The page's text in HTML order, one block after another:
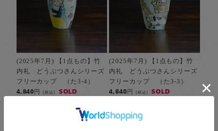
(2025年7月) 【1点もの】竹
内礼 どうぶつさんシリーズ
フリーカップ （た3-4）
4,840円[税込] SOLD
(2025年7月) 【1点もの】竹
内礼 どうぶつさんシリーズ
フリーカップ （た3-3）
4,840円 [税込] SOLD